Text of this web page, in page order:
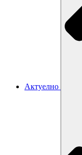
Актуелно